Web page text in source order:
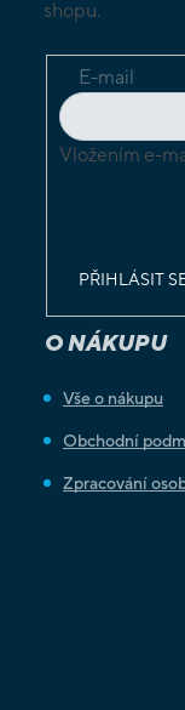
shopu.
E-mail
Vložením e-
PŘIHLÁSIT
O NÁKUPU
Vše o nákupu
Obchodní
Zpracování